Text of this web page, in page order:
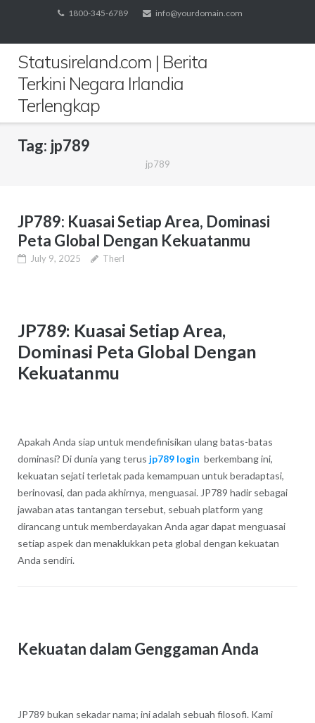
content
1800-345-6789 info@yourdomain.com
Statusireland.com | Berita
Terkini Negara Irlandia
Terlengkap
Tag: jp789
jp789
JP789: Kuasai Setiap Area, Dominasi
Peta Global Dengan Kekuatanmu
July 9, 2025 Therl
JP789: Kuasai Setiap Area,
Dominasi Peta Global Dengan
Kekuatanmu
Apakah Anda siap untuk mendefinisikan ulang batas-batas
dominasi? Di dunia yang terus jp789 login berkembang ini,
kekuatan sejati terletak pada kemampuan untuk beradaptasi,
berinovasi, dan pada akhirnya, menguasai. JP789 hadir sebagai
jawaban atas tantangan tersebut, sebuah platform yang
dirancang untuk memberdayakan Anda agar dapat menguasai
setiap aspek dan menaklukkan peta global dengan kekuatan
Anda sendiri.
Kekuatan dalam Genggaman Anda
JP789 bukan sekadar nama; ini adalah sebuah filosofi. Kami